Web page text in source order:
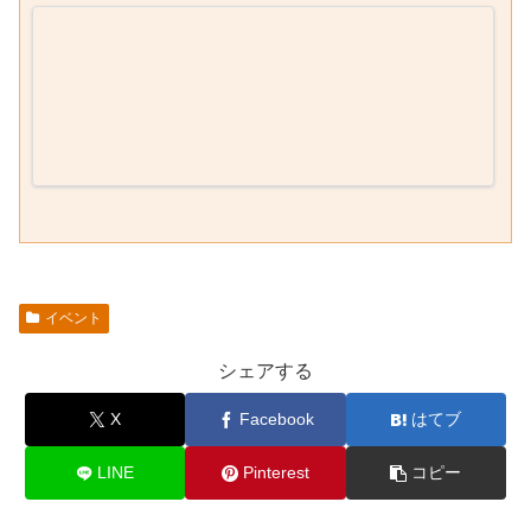
イベント
シェアする
X Facebook はてブ
LINE Pinterest コピー